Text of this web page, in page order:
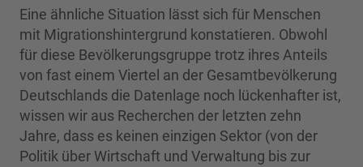
Eine ähnliche Situation lässt sich für Menschen
mit Migrationshintergrund konstatieren. Obwohl
für diese Bevölkerungsgruppe trotz ihres Anteils
von fast einem Viertel an der Gesamtbevölkerung
Deutschlands die Datenlage noch lückenhafter ist,
wissen wir aus Recherchen der letzten zehn
Jahre, dass es keinen einzigen Sektor (von der
Politik über Wirtschaft und Verwaltung bis zur